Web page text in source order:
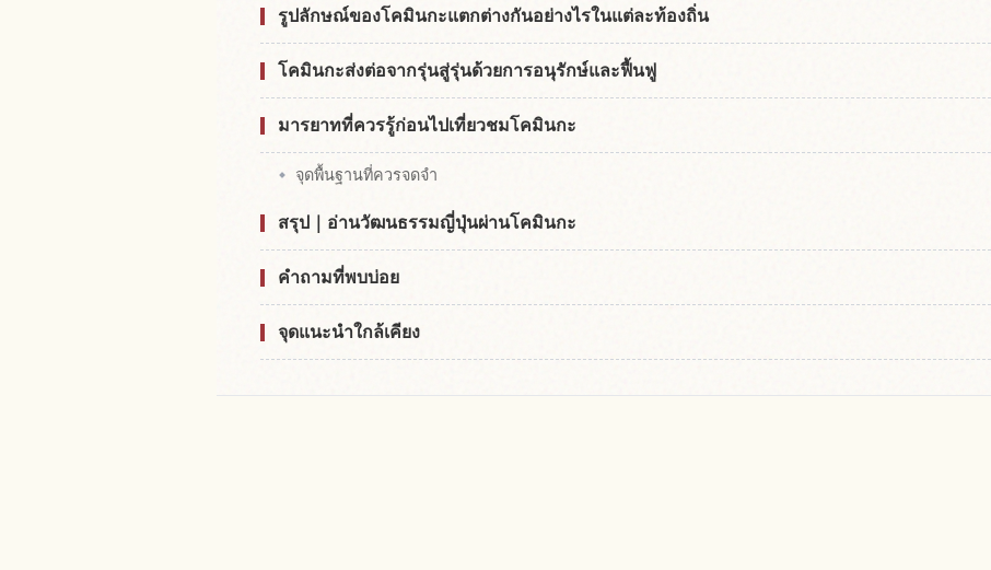
รูปลักษณ์ของโคมินกะแตกต่างกันอย่างไรในแต่ละท้องถิ่น
โคมินกะส่งต่อจากรุ่นสู่รุ่นด้วยการอนุรักษ์และฟื้นฟู
มารยาทที่ควรรู้ก่อนไปเที่ยวชมโคมินกะ
จุดพื้นฐานที่ควรจดจำ
สรุป｜อ่านวัฒนธรรมญี่ปุ่นผ่านโคมินกะ
คำถามที่พบบ่อย
จุดแนะนำใกล้เคียง